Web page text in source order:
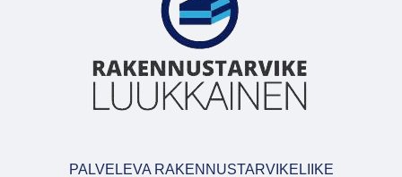
PALVELEVA RAKENNUSTARVIKELIIKE